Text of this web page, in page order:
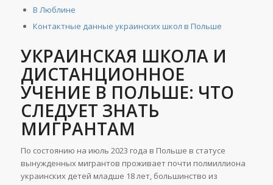
В Люблине
Контактные данные украинских школ в Польше
УКРАИНСКАЯ ШКОЛА И
ДИСТАНЦИОННОЕ
УЧЕНИЕ В ПОЛЬШЕ: ЧТО
СЛЕДУЕТ ЗНАТЬ
МИГРАНТАМ
По состоянию на июль 2023 года в Польше в статусе
вынужденных мигрантов проживает почти полмиллиона
украинских детей младше 18 лет, большинство из